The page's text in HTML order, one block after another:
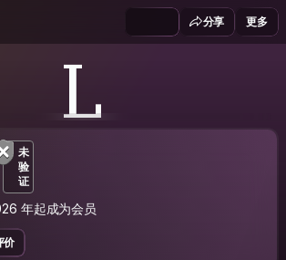
分享 更多
L
未
验
证
年起成为会员
价